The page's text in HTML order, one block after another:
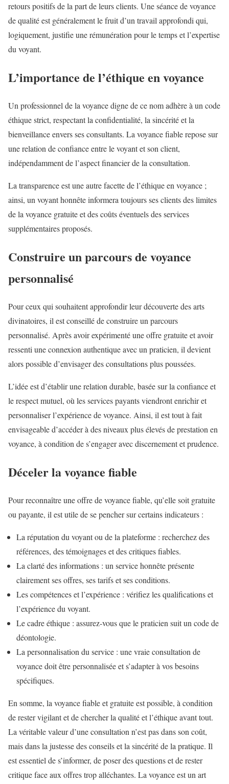
retours positifs de la part de leurs clients. Une séance de voyance
de qualité est généralement le fruit d’un travail approfondi qui,
logiquement, justifie une rémunération pour le temps et l’expertise
du voyant.
L’importance de l’éthique en voyance
Un professionnel de la voyance digne de ce nom adhère à un code
éthique strict, respectant la confidentialité, la sincérité et la
bienveillance envers ses consultants. La voyance fiable repose sur
une relation de confiance entre le voyant et son client,
indépendamment de l’aspect financier de la consultation.
La transparence est une autre facette de l’éthique en voyance ;
ainsi, un voyant honnête informera toujours ses clients des limites
de la voyance gratuite et des coûts éventuels des services
supplémentaires proposés.
Construire un parcours de voyance
personnalisé
Pour ceux qui souhaitent approfondir leur découverte des arts
divinatoires, il est conseillé de construire un parcours
personnalisé. Après avoir expérimenté une offre gratuite et avoir
ressenti une connexion authentique avec un praticien, il devient
alors possible d’envisager des consultations plus poussées.
L’idée est d’établir une relation durable, basée sur la confiance et
le respect mutuel, où les services payants viendront enrichir et
personnaliser l’expérience de voyance. Ainsi, il est tout à fait
envisageable d’accéder à des niveaux plus élevés de prestation en
voyance, à condition de s’engager avec discernement et prudence.
Déceler la voyance fiable
Pour reconnaître une offre de voyance fiable, qu’elle soit gratuite
ou payante, il est utile de se pencher sur certains indicateurs :
La réputation du voyant ou de la plateforme : recherchez des
références, des témoignages et des critiques fiables.
La clarté des informations : un service honnête présente
clairement ses offres, ses tarifs et ses conditions.
Les compétences et l’expérience : vérifiez les qualifications et
l’expérience du voyant.
Le cadre éthique : assurez-vous que le praticien suit un code de
déontologie.
La personnalisation du service : une vraie consultation de
voyance doit être personnalisée et s’adapter à vos besoins
spécifiques.
En somme, la voyance fiable et gratuite est possible, à condition
de rester vigilant et de chercher la qualité et l’éthique avant tout.
La véritable valeur d’une consultation n’est pas dans son coût,
mais dans la justesse des conseils et la sincérité de la pratique. Il
est essentiel de s’informer, de poser des questions et de rester
critique face aux offres trop alléchantes. La voyance est un art